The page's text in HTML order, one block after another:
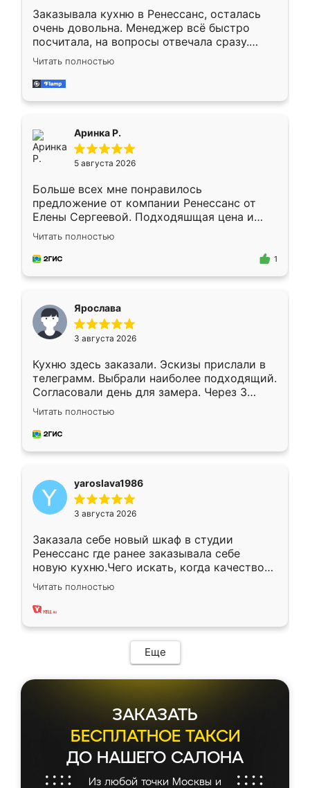
Заказывала кухню в Ренессанс, осталась
очень довольна. Менеджер всё быстро
посчитала, на вопросы отвечала сразу.
Замерщик приехал в субботу, подошёл к
делу со всей ответственностью. Собрали
за день, ребята работали аккуратно, даже
Читать полностью
Аринка Р.
5 августа 2026
Больше всех мне понравилось
предложение от компании Ренессанс от
Елены Сергеевой. Подходяшщая цена и
короткие сроки изготовления. Приехавший
для замера сотрудник Владислав
предложил по моему эскизу самый
Читать полностью
1
Ярослава
3 августа 2026
Кухню здесь заказали. Эскизы прислали в
телеграмм. Выбрали наиболее подходящий.
Согласовали день для замера. Через 3
недели кухня была уже готова. Остались
довольны работой. Спасибо Ренессанс
мебель за качественную работу!
Читать полностью
yaroslava1986
3 августа 2026
Заказала себе новый шкаф в студии
Ренессанс где ранее заказывала себе
новую кухню.Чего искать, когда качеством
вполне довольна. Служит кухня уже почти
два года, нареканий нет.
Читать полностью
Еще
ЗАКАЗАТЬ
БЕСПЛАТНОЕ ТАКСИ
ДО НАШЕГО САЛОНА
Из любой точки Москвы и